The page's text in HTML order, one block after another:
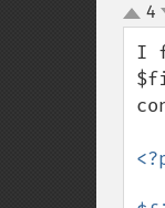
up4
I